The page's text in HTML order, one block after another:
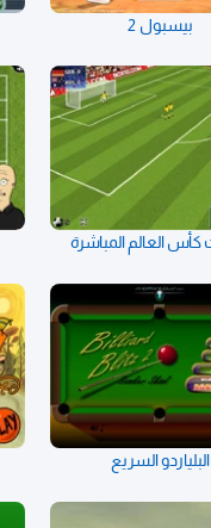
بيسبول 2
العالم المباشرة
البلياردو السريع